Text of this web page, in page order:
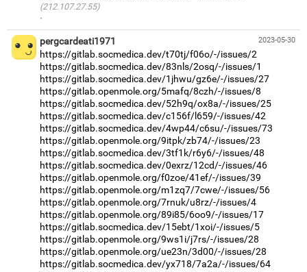
(212.107.27.55)
·
2023-05-30
pergcardeati1971
https://gitlab.socmedica.dev/t70tj/f06o/-/issues/2
https://gitlab.socmedica.dev/83nls/2osq/-/issues/1
https://gitlab.socmedica.dev/1jhwu/gz6e/-/issues/27
https://gitlab.openmole.org/5mafq/8czh/-/issues/8
https://gitlab.socmedica.dev/52h9q/ox8a/-/issues/25
https://gitlab.socmedica.dev/c156f/l659/-/issues/42
https://gitlab.socmedica.dev/4wp44/c6su/-/issues/73
https://gitlab.openmole.org/9itpk/zb74/-/issues/23
https://gitlab.socmedica.dev/3tf1k/r6y6/-/issues/48
https://gitlab.socmedica.dev/0exrz/12cd/-/issues/46
https://gitlab.openmole.org/f0zoe/41ef/-/issues/39
https://gitlab.openmole.org/m1zq7/7cwe/-/issues/56
https://gitlab.openmole.org/7rnuk/u8rz/-/issues/4
https://gitlab.openmole.org/89i85/6oo9/-/issues/17
https://gitlab.socmedica.dev/15ebt/1xoi/-/issues/5
https://gitlab.openmole.org/9ws1i/j7rs/-/issues/28
https://gitlab.openmole.org/ue23n/3d00/-/issues/28
https://gitlab.socmedica.dev/yx718/7a2a/-/issues/64